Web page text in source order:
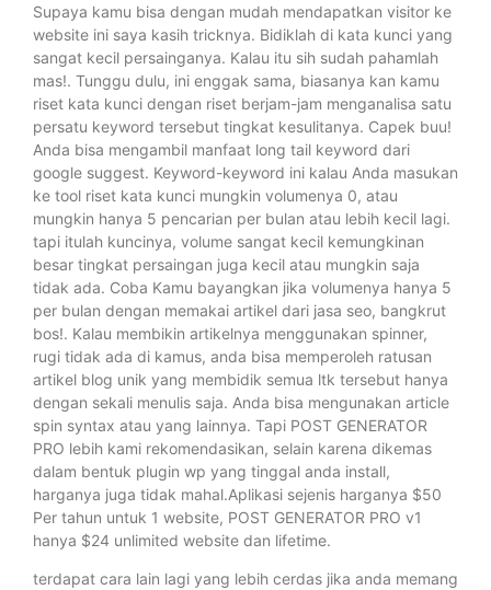
Supaya kamu bisa dengan mudah mendapatkan visitor ke
website ini saya kasih tricknya. Bidiklah di kata kunci yang
sangat kecil persainganya. Kalau itu sih sudah pahamlah
mas!. Tunggu dulu, ini enggak sama, biasanya kan kamu
riset kata kunci dengan riset berjam-jam menganalisa satu
persatu keyword tersebut tingkat kesulitanya. Capek buu!
Anda bisa mengambil manfaat long tail keyword dari
google suggest. Keyword-keyword ini kalau Anda masukan
ke tool riset kata kunci mungkin volumenya 0, atau
mungkin hanya 5 pencarian per bulan atau lebih kecil lagi.
tapi itulah kuncinya, volume sangat kecil kemungkinan
besar tingkat persaingan juga kecil atau mungkin saja
tidak ada. Coba Kamu bayangkan jika volumenya hanya 5
per bulan dengan memakai artikel dari jasa seo, bangkrut
bos!. Kalau membikin artikelnya menggunakan spinner,
rugi tidak ada di kamus, anda bisa memperoleh ratusan
artikel blog unik yang membidik semua ltk tersebut hanya
dengan sekali menulis saja. Anda bisa mengunakan article
spin syntax atau yang lainnya. Tapi POST GENERATOR
PRO lebih kami rekomendasikan, selain karena dikemas
dalam bentuk plugin wp yang tinggal anda install,
harganya juga tidak mahal.Aplikasi sejenis harganya $50
Per tahun untuk 1 website, POST GENERATOR PRO v1
hanya $24 unlimited website dan lifetime.
terdapat cara lain lagi yang lebih cerdas jika anda memang